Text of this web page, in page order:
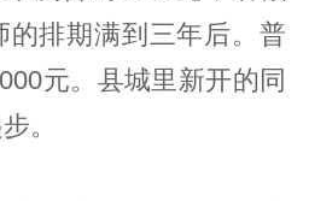
的排期满到三年后。普
元。县城里新开的同
。